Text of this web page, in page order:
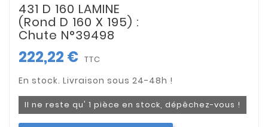
431 D 160 LAMINE
(Rond D 160 X 195) :
Chute N°39498
222,22 € TTC
Il ne reste qu' 1 pièce en stock, dépêchez-vous !